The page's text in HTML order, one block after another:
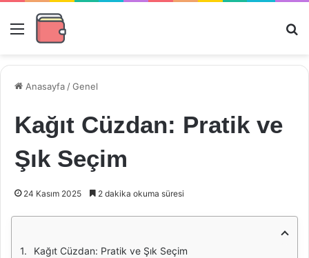
Menü
Anasayfa /Genel
Kağıt Cüzdan: Pratik ve
Şık Seçim
24 Kasım 2025 2 dakika okuma süresi
Kağıt Cüzdan: Pratik ve Şık Seçim